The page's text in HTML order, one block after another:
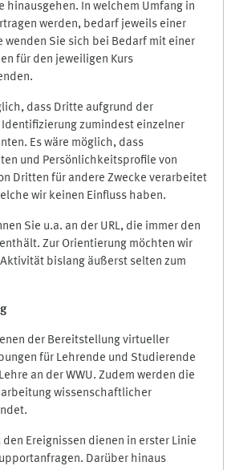
hinausgehen. In welchem Umfang in
werden, bedarf jeweils einer
Sie sich bei Bedarf mit einer
für den jeweiligen Kurs
dass Dritte aufgrund der
zumindest einzelner
Es wäre möglich, dass
und Persönlichkeitsprofile von
Dritten für andere Zwecke verarbeitet
wir keinen Einfluss haben.
Sie u.a. an der URL, die immer den
Zur Orientierung möchten wir
bislang äußerst selten zum
der Bereitstellung virtueller
für Lehrende und Studierende
an der WWU. Zudem werden die
wissenschaftlicher
Ereignissen dienen in erster Linie
Darüber hinaus